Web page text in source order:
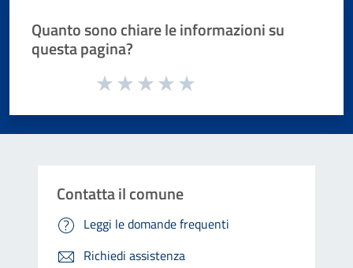
Quanto sono chiare le informazioni su
questa pagina?
Valuta da 1 a 5 stelle la pagina
Contatta il comune
Leggi le domande frequenti
Richiedi assistenza